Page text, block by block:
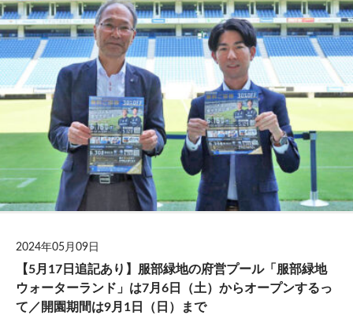
2024年05月09日
【5月17日追記あり】服部緑地の府営プール「服部緑地
ウォーターランド」は7月6日（土）からオープンするっ
て／開園期間は9月1日（日）まで